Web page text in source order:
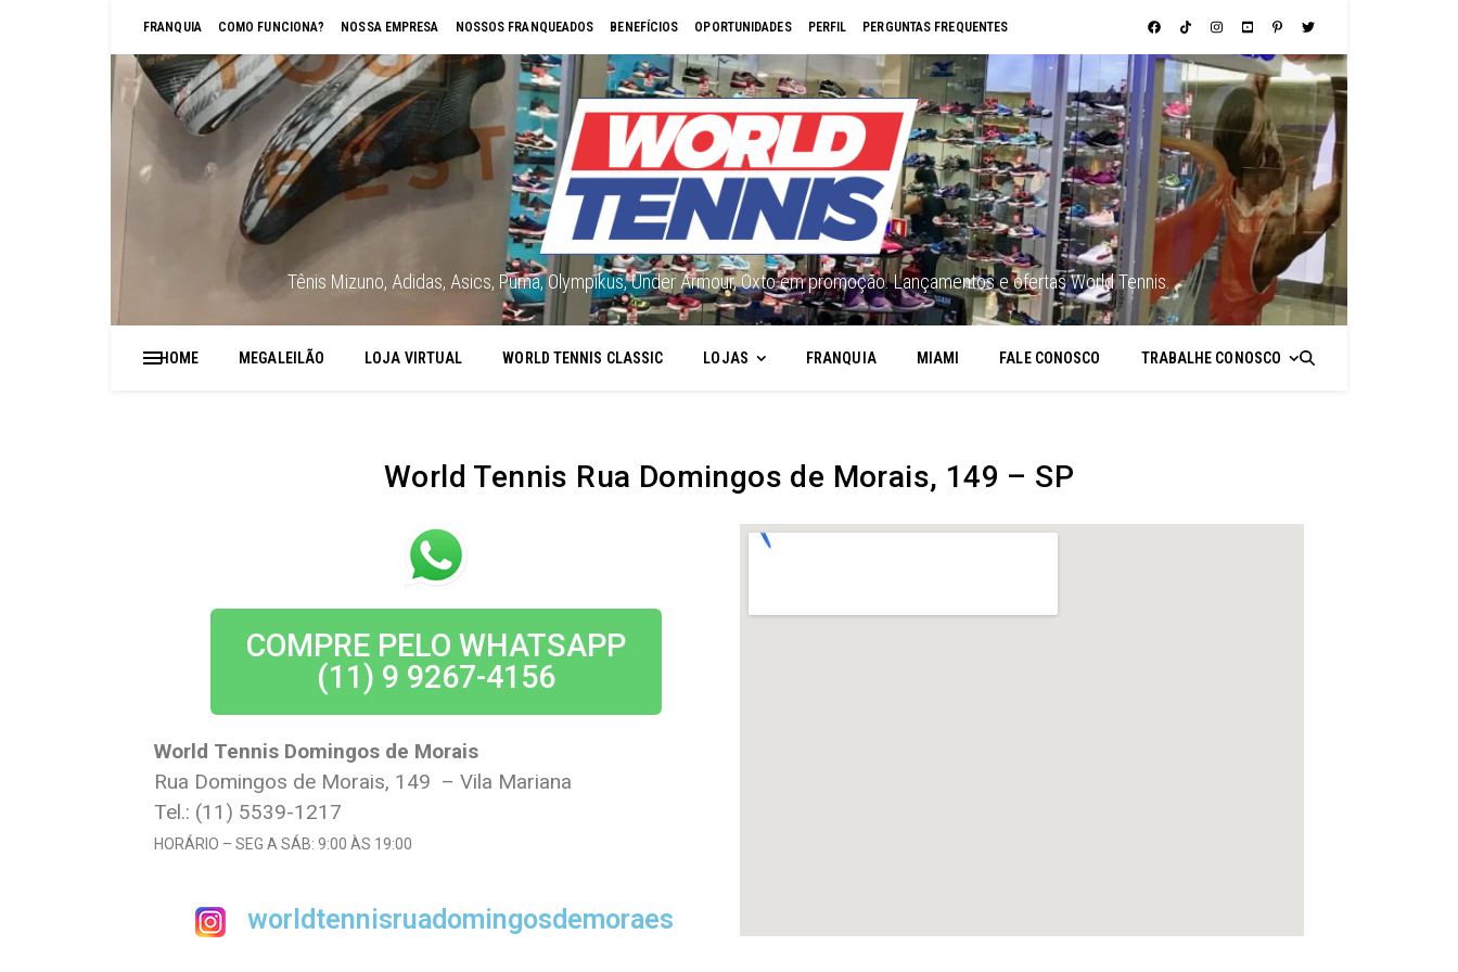
FRANQUIA COMO FUNCIONA? NOSSA EMPRESA NOSSOS FRANQUEADOS BENEFÍCIOS OPORTUNIDADES PERFIL PERGUNTAS FREQUENTES
Tênis Mizuno, Adidas, Asics, Puma, Olympikus, Under Armour, Oxto em promoção. Lançamentos e ofertas World Tennis.
HOME MEGALEILÃO LOJA VIRTUAL WORLD TENNIS CLASSIC LOJAS FRANQUIA MIAMI FALE CONOSCO TRABALHE CONOSCO
World Tennis Rua Domingos de Morais, 149 – SP
COMPRE PELO WHATSAPP
(11) 9 9267-4156
World Tennis Domingos de Morais
Rua Domingos de Morais, 149 – Vila Mariana
Tel.: (11) 5539-1217
HORÁRIO – SEG A SÁB: 9:00 ÀS 19:00
worldtennisruadomingosdemoraes